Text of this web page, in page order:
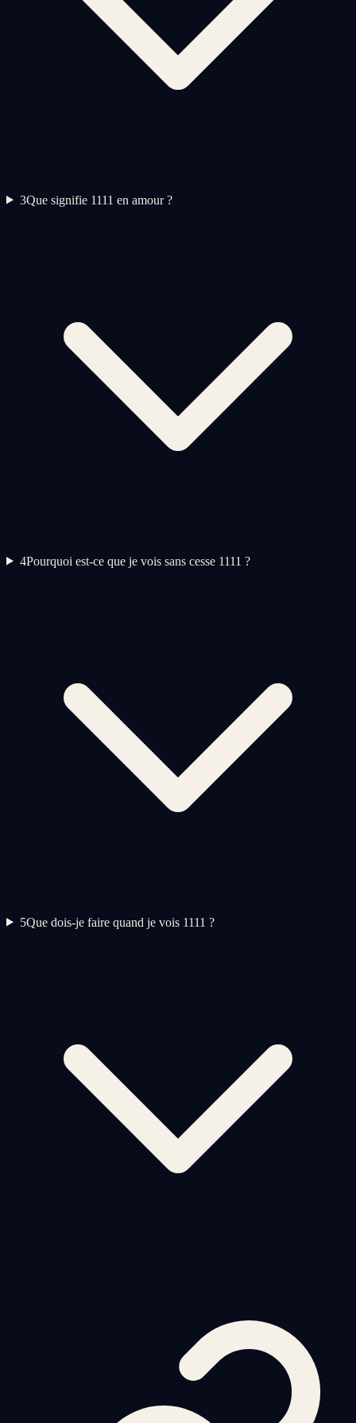
3Que signifie 1111 en amour ?
4Pourquoi est-ce que je vois sans cesse 1111 ?
5Que dois-je faire quand je vois 1111 ?